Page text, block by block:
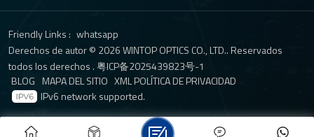
tendencias del mercado. El YT-7615 es un objetivo de vanguardia
para montaje en automóvil que ofrece una gama de
características diseñadas para mejorar el rendimiento de las
cámaras de visión periférica y de visión trasera.Características
principales de la lente YT-76151. Apertura F1.8 para Superior
Visión nocturnaEl objetivo YT-7615 cuenta con una apertura de
F1.8, que permite una mayor entrada de luz, mejorando
significativamente la visión nocturna. Esto es especialmente
Friendly Links : whatsapp
Derechos de autor © 2026 WINTOP OPTICS CO., LTD.. Reservados
todos los derechos .粤ICP备2025439823号-1
BLOG MAPA DEL SITIO XMLPOLÍTICA DE PRIVACIDAD
IPv6 network supported.